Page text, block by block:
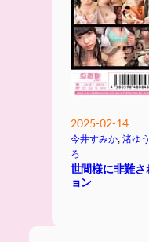
2025-02-14
今井すみか, 渚ゆう
ろ
世間様に非難
ョン